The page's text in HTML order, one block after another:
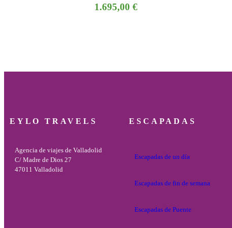
1.695,00€
EYLO TRAVELS
Agencia de viajes de Valladolid
C/ Madre de Dios 27
47011 Valladolid
ESCAPADAS
Escapadas de un día
Escapadas de fin de semana
Escapadas de Puente